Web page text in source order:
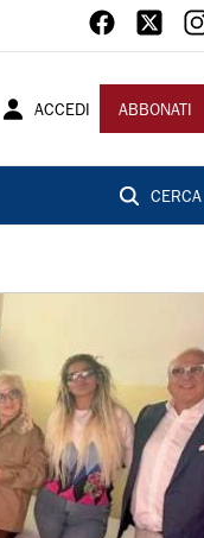
ACCEDI ABBONATI
CERCA